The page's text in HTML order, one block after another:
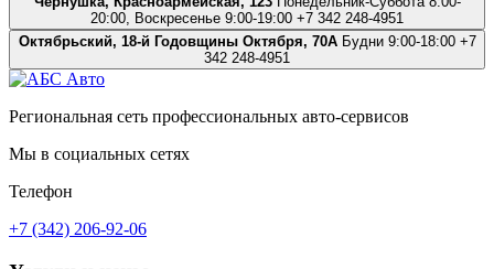
20:00, Воскресенье 9:00-19:00 +7 342 248-4951
Октябрьский, 18-й Годовщины Октября, 70АБудни 9:00-18:00+7
342 248-4951
Региональная сеть профессиональных авто-сервисов
Мы в социальных сетях
Телефон
+7 (342) 206-92-06